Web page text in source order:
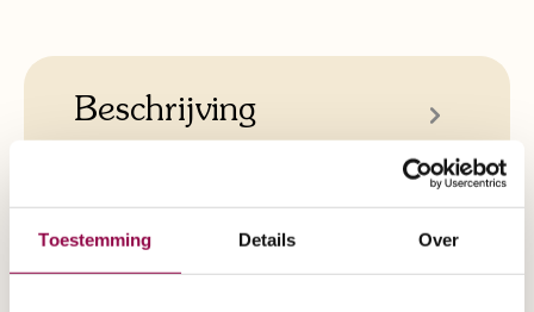
Toestemming Details Over
Beschrijving
Deze Pride Go Go lijkt in alle opzichten op
de Go Go LX CTS maar het grote verschil
is dat de deze Endurance is uitgevoerd m…
Meer